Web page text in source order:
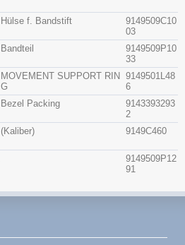
Hülse f. Bandstift
9149509C10
03
Bandteil
9149509P10
33
MOVEMENT SUPPORT RIN
G
9149501L48
6
Bezel Packing
9143393293
2
(Kaliber) 9149C460
9149509P12
91